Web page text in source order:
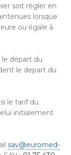
soit régler en
lorsque
ou égale à
départ du
le depart du
le tarif du
initialement
sav@euromed-